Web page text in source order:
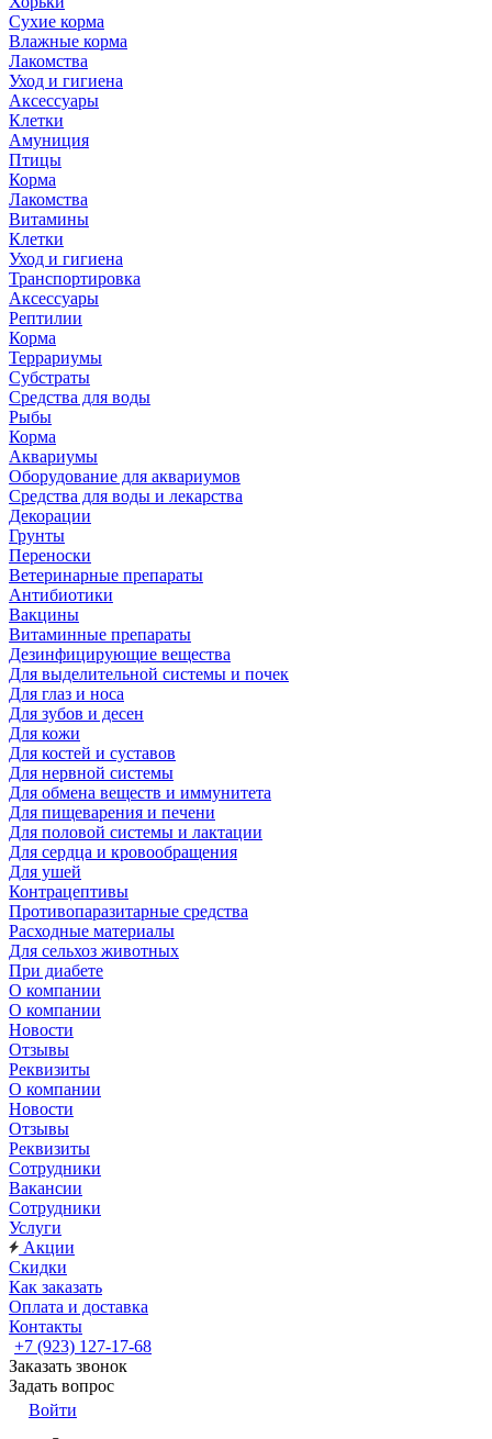
Сухие корма
Влажные корма
Лакомства
Уход и гигиена
Аксессуары
Клетки
Амуниция
Птицы
Корма
Лакомства
Витамины
Клетки
Уход и гигиена
Транспортировка
Аксессуары
Рептилии
Корма
Террариумы
Субстраты
Средства для воды
Рыбы
Корма
Аквариумы
Оборудование для аквариумов
Средства для воды и лекарства
Декорации
Грунты
Переноски
Ветеринарные препараты
Антибиотики
Вакцины
Витаминные препараты
Дезинфицирующие вещества
Для выделительной системы и почек
Для глаз и носа
Для зубов и десен
Для кожи
Для костей и суставов
Для нервной системы
Для обмена веществ и иммунитета
Для пищеварения и печени
Для половой системы и лактации
Для сердца и кровообращения
Для ушей
Контрацептивы
Противопаразитарные средства
Расходные материалы
Для сельхоз животных
При диабете
О компании
О компании
Новости
Отзывы
Реквизиты
О компании
Новости
Отзывы
Реквизиты
Сотрудники
Вакансии
Сотрудники
Услуги
Акции
Скидки
Как заказать
Оплата и доставка
Контакты
+7 (923) 127-17-68
Заказать звонок
Задать вопрос
Войти